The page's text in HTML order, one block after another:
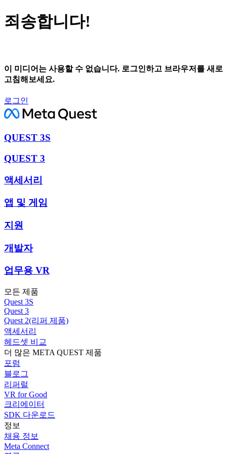
죄송합니다!
이 미디어는 사용할 수 없습니다. 로그인하고 브라우저를 새로
고침해보세요.
로그인
QUEST 3S
QUEST 3
액세서리
앱 및 게임
지원
개발자
업무용 VR
모든 제품
Quest 3S
Quest 3
Quest 2(리퍼 제품)
액세서리
헤드셋 비교
더 많은 META QUEST 제품
포럼
블로그
리퍼럴
VR for Good
크리에이터
SDK 다운로드
정보
채용 정보
Meta Connect